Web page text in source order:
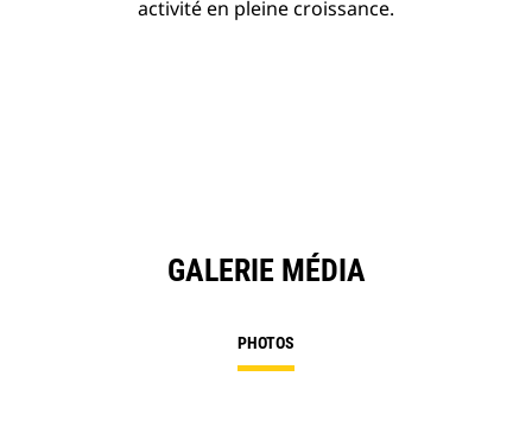
activité en pleine croissance.
GALERIE MÉDIA
PHOTOS